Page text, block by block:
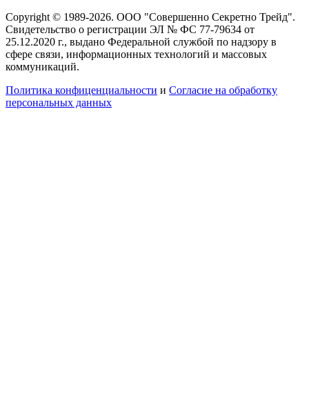
Copyright © 1989-2026. ООО "Совершенно Секретно Трейд".
Свидетельство о регистрации ЭЛ № ФС 77-79634 от
25.12.2020 г., выдано Федеральной службой по надзору в
сфере связи, информационных технологий и массовых
коммуникаций.
Политика конфиценциальности и Согласие на обработку
персональных данных